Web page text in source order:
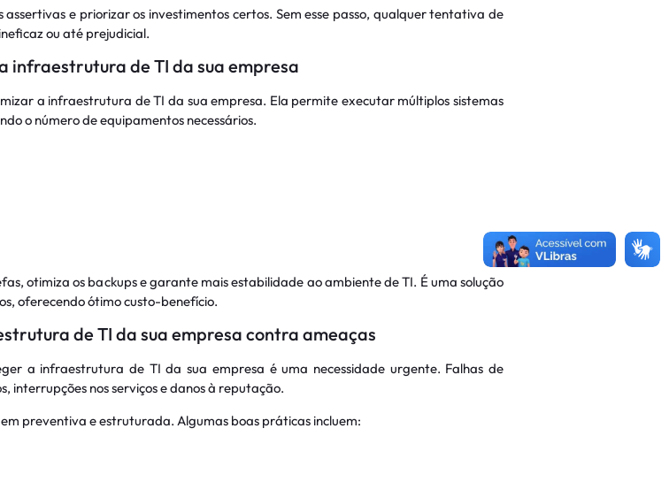
e priorizar os investimentos certos. Sem esse passo, qualquer tentativa de
ou até prejudicial.
infraestrutura de TI da sua empresa
a infraestrutura de TI da sua empresa. Ela permite executar múltiplos sistemas
o número de equipamentos necessários.
otimiza os backups e garante mais estabilidade ao ambiente de TI. É uma solução
oferecendo ótimo custo-benefício.
de TI da sua empresa contra ameaças
a infraestrutura de TI da sua empresa é uma necessidade urgente. Falhas de
interrupções nos serviços e danos à reputação.
preventiva e estruturada. Algumas boas práticas incluem: